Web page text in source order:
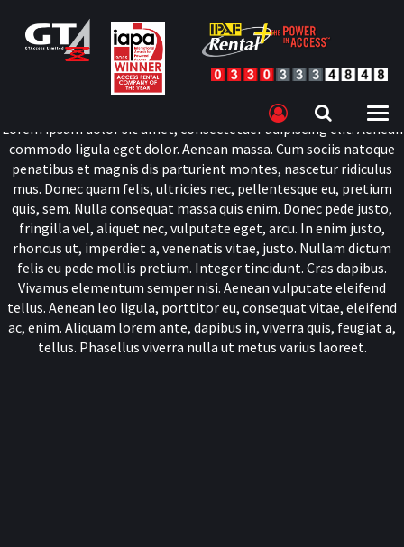
ac, enim. Aliquam lorem ante, dapibus in, viverra quis, feugiat a,
tellus. Phasellus viverra nulla ut metus varius laoreet.
Aliquam lorem ante, dapibus in, viverra quis, feugiat a, tellus.
Phasellus viverra nulla ut metus varius laoreet.
Lorem ipsum dolor sit amet, consectetuer adipiscing elit. Aenean
commodo ligula eget dolor. Aenean massa. Cum sociis natoque
penatibus et magnis dis parturient montes, nascetur ridiculus
mus. Donec quam felis, ultricies nec, pellentesque eu, pretium
quis, sem. Nulla consequat massa quis enim. Donec pede justo,
fringilla vel, aliquet nec, vulputate eget, arcu. In enim justo,
rhoncus ut, imperdiet a, venenatis vitae, justo. Nullam dictum
felis eu pede mollis pretium. Integer tincidunt. Cras dapibus.
Vivamus elementum semper nisi. Aenean vulputate eleifend
tellus. Aenean leo ligula, porttitor eu, consequat vitae, eleifend
ac, enim. Aliquam lorem ante, dapibus in, viverra quis, feugiat a,
tellus. Phasellus viverra nulla ut metus varius laoreet.